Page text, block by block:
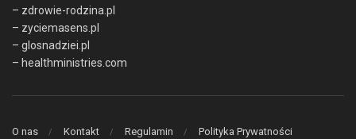
– zdrowie-rodzina.pl
– zyciemasens.pl
– glosnadziei.pl
– healthministries.com
O nas Kontakt Regulamin Polityka Prywatności